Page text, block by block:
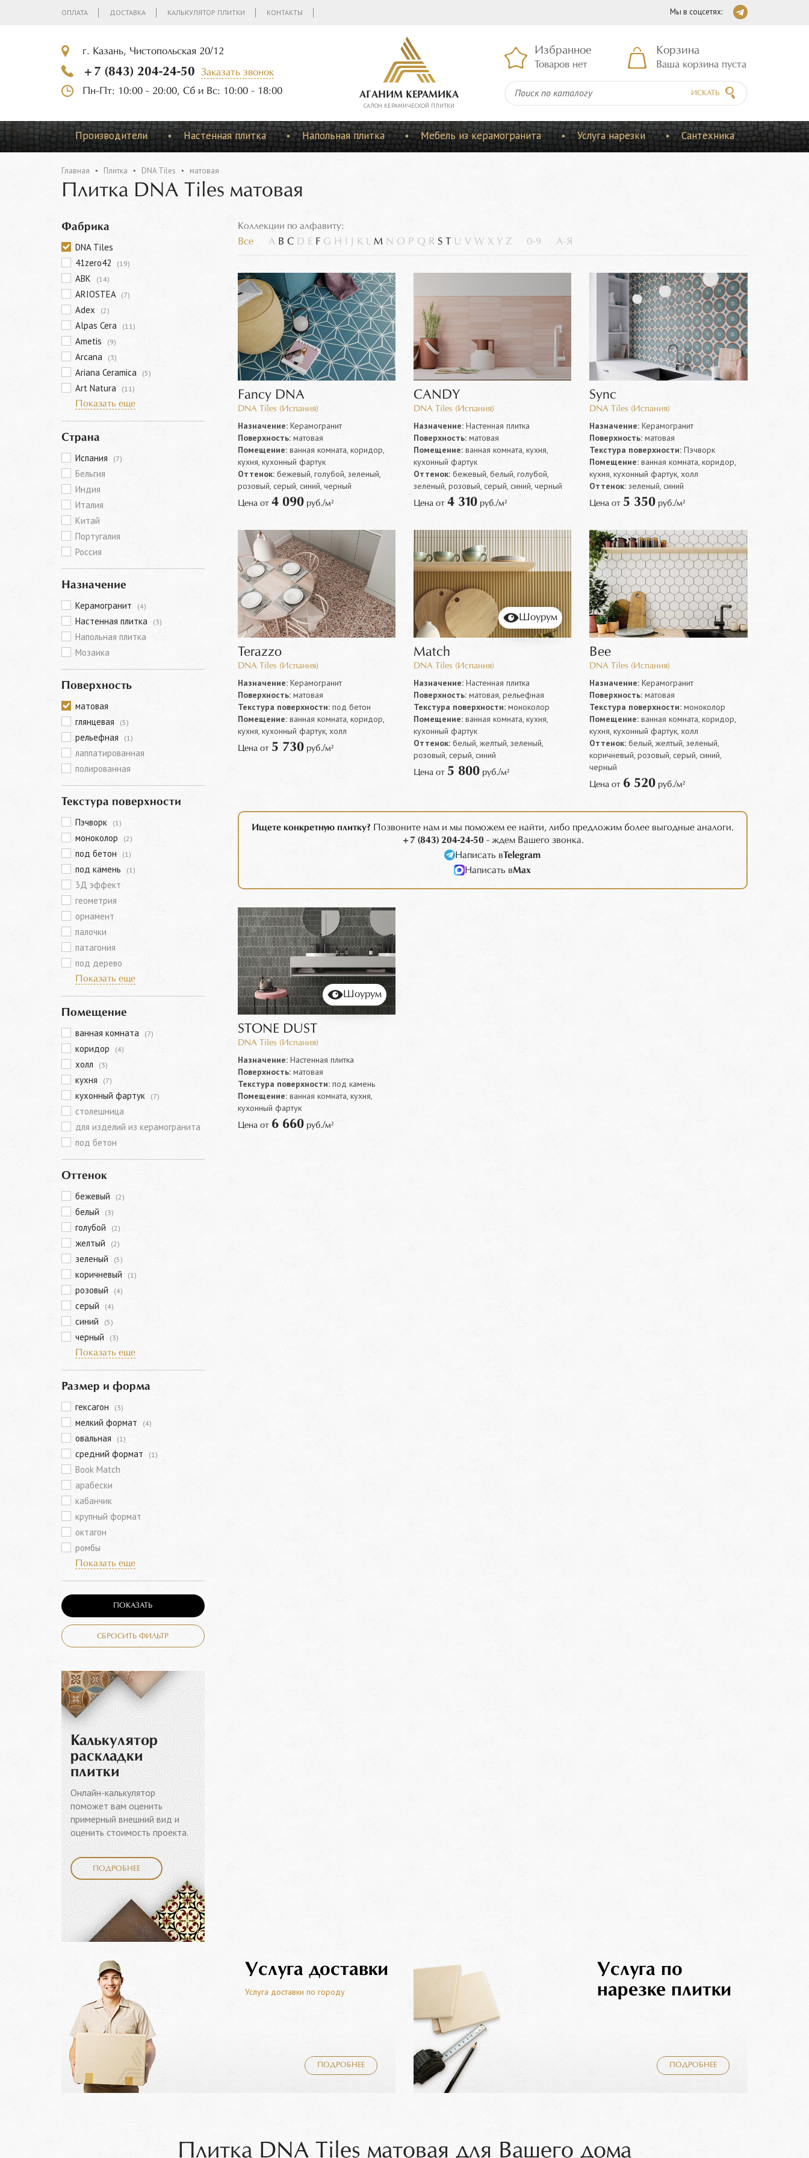
ОПЛАТА ДОСТАВКА КАЛЬКУЛЯТОР ПЛИТКИ КОНТАКТЫ Мы в соцсетях:
г. Казань, Чистопольская 20/12
+7 (843) 204-24-50
Заказать звонок
Пн-Пт: 10:00 - 20:00, Сб и Вс: 10:00 - 18:00
АГАНИМ КЕРАМИКА
CАЛОН КЕРАМИЧЕСКОЙ ПЛИТКИ
Избранное
Товаров нет
Корзина
Ваша корзина пуста
ИСКАТЬ
Производители Настенная плитка Напольная плитка Мебель из керамогранита Услуга нарезки Сантехника
Главная Плитка DNA Tiles матовая
Плитка DNA Tiles матовая
Фабрика
DNA Tiles
41zero42
(19)
ABK (14)
ARIOSTEA (7)
Adex (2)
Alpas Cera (11)
Ametis (9)
Arcana (3)
Ariana Ceramica (5)
Art Natura
(11)
Показать еще
Страна
Испания (7)
Бельгия
Индия
Италия
Китай
Португалия
Россия
Назначение
Керамогранит (4)
Настенная плитка (3)
Напольная плитка
Мозаика
Поверхность
матовая
глянцевая
(5)
рельефная (1)
лаппатированная
полированная
Текстура поверхности
Пэчворк (1)
моноколор (2)
под бетон (1)
под камень (1)
3Д эффект
геометрия
орнамент
палочки
патагония
под дерево
Показать еще
Помещение
ванная комната (7)
коридор (4)
холл (3)
кухня (7)
кухонный фартук (7)
столешница
для изделий из керамогранита
под бетон
Оттенок
бежевый (2)
белый (3)
голубой (2)
желтый (2)
зеленый (5)
коричневый (1)
розовый (4)
серый (4)
синий (5)
черный
(3)
Показать еще
Размер и форма
гексагон (3)
мелкий формат (4)
овальная (1)
средний формат (1)
Book Match
арабески
кабанчик
крупный формат
октагон
ромбы
Показать еще
ПОКАЗАТЬ
СБРОСИТЬ ФИЛЬТР
Калькулятор
раскладки
плитки
Онлайн-калькулятор
поможет вам оценить
примерный внешний вид и
оценить стоимость проекта.
ПОДРОБНЕЕ
Коллекции по алфавиту:
Все A B C D E F G H K L M N O P Q R S T U V W X Y Z 0-9 А-Я
Fancy DNA
DNA Tiles (Испания)
Назначение:Керамогранит
Поверхность:матовая
Помещение:ванная комната, коридор,
кухня, кухонный фартук
Оттенок:бежевый, голубой, зеленый,
розовый, серый, синий, черный
Цена от 4 090руб./м²
CANDY
DNA Tiles (Испания)
Назначение:Настенная плитка
Поверхность:матовая
Помещение:ванная комната, кухня,
кухонный фартук
Оттенок:бежевый, белый, голубой,
зеленый, розовый, серый, синий, черный
Цена от 4 310руб./м²
Sync
DNA Tiles (Испания)
Назначение: Керамогранит
Поверхность: матовая
Текстура поверхности: Пэчворк
Помещение: ванная комната, коридор,
кухня, кухонный фартук, холл
Оттенок: зеленый, синий
Цена от 5 350 руб./м²
Terazzo
DNA Tiles (Испания)
Назначение:Керамогранит
Поверхность:матовая
Текстура поверхности:под бетон
Помещение:ванная комната, коридор,
кухня, кухонный фартук, холл
Цена от 5 730руб./м²
Шоурум
Match
DNA Tiles (Испания)
Назначение:Настенная плитка
Поверхность:матовая, рельефная
Текстура поверхности:моноколор
Помещение:ванная комната, кухня,
кухонный фартук
Оттенок:белый, желтый, зеленый,
розовый, серый, синий
Цена от 5 800руб./м²
Bee
DNA Tiles (Испания)
Назначение: Керамогранит
Поверхность: матовая
Текстура поверхности: моноколор
Помещение: ванная комната, коридор,
кухня, кухонный фартук, холл
Оттенок: белый, желтый, зеленый,
коричневый, розовый, серый, синий,
черный
Цена от 6 520 руб./м²
Ищете конкретную плитку? Позвоните нам и мы поможем ее найти, либо предложим более выгодные аналоги.
+7 (843) 204-24-50- ждем Вашего звонка.
Написать вTelegram
Написать вMax
Шоурум
STONE DUST
DNA Tiles (Испания)
Назначение:Настенная плитка
Поверхность:матовая
Текстура поверхности:под камень
Помещение:ванная комната, кухня,
кухонный фартук
Цена от 6 660руб./м²
Услуга доставки
Услуга доставки по городу
ПОДРОБНЕЕ
Услуга по
нарезке плитки
ПОДРОБНЕЕ
Плитка DNA Tiles матовая для Вашего дома